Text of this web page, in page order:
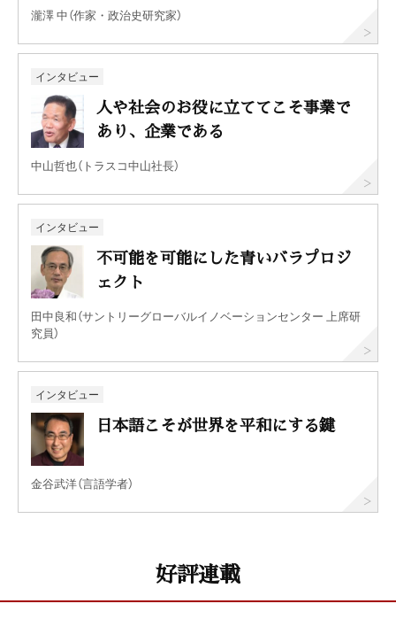
瀧澤 中（作家・政治史研究家）
インタビュー
人や社会のお役に立ててこそ事業で
あり、企業である
中山哲也（トラスコ中山社長）
インタビュー
不可能を可能にした青いバラプロジ
ェクト
田中良和（サントリーグローバルイノベーションセンター 上席研
究員）
インタビュー
日本語こそが世界を平和にする鍵
金谷武洋（言語学者）
好評連載